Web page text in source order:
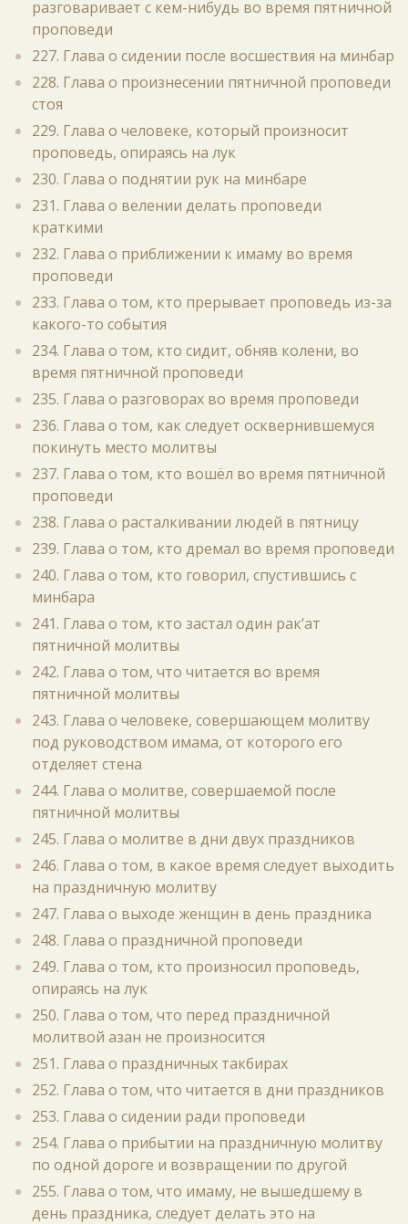
разговаривает с кем-нибудь во время пятничной
проповеди
227. Глава о сидении после восшествия на минбар
228. Глава о произнесении пятничной проповеди
стоя
229. Глава о человеке, который произносит
проповедь, опираясь на лук
230. Глава о поднятии рук на минбаре
231. Глава о велении делать проповеди
краткими
232. Глава о приближении к имаму во время
проповеди
233. Глава о том, кто прерывает проповедь из-за
какого-то события
234. Глава о том, кто сидит, обняв колени, во
время пятничной проповеди
235. Глава о разговорах во время проповеди
236. Глава о том, как следует осквернившемуся
покинуть место молитвы
237. Глава о том, кто вошёл во время пятничной
проповеди
238. Глава о расталкивании людей в пятницу
239. Глава о том, кто дремал во время проповеди
240. Глава о том, кто говорил, спустившись с
минбара
241. Глава о том, кто застал один рак‘ат
пятничной молитвы
242. Глава о том, что читается во время
пятничной молитвы
243. Глава о человеке, совершающем молитву
под руководством имама, от которого его
отделяет стена
244. Глава о молитве, совершаемой после
пятничной молитвы
245. Глава о молитве в дни двух праздников
246. Глава о том, в какое время следует выходить
на праздничную молитву
247. Глава о выходе женщин в день праздника
248. Глава о праздничной проповеди
249. Глава о том, кто произносил проповедь,
опираясь на лук
250. Глава о том, что перед праздничной
молитвой азан не произносится
251. Глава о праздничных такбирах
252. Глава о том, что читается в дни праздников
253. Глава о сидении ради проповеди
254. Глава о прибытии на праздничную молитву
по одной дороге и возвращении по другой
255. Глава о том, что имаму, не вышедшему в
день праздника, следует делать это на